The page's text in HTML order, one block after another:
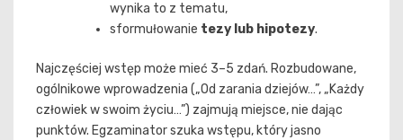
wynika to z tematu,
sformułowanie tezy lub hipotezy.
Najczęściej wstęp może mieć 3–5 zdań. Rozbudowane,
ogólnikowe wprowadzenia („Od zarania dziejów…”, „Każdy
człowiek w swoim życiu…”) zajmują miejsce, nie dając
punktów. Egzaminator szuka wstępu, który jasno